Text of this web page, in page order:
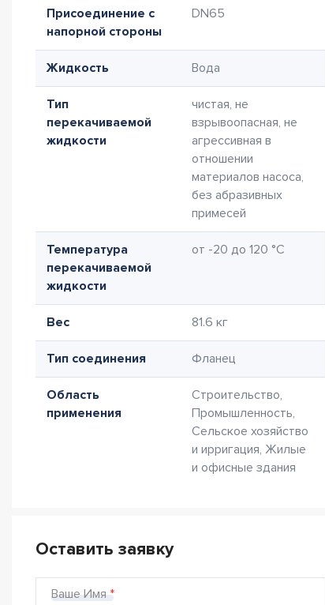
Присоединение с
напорной стороны
DN65
Жидкость Вода
Тип
перекачиваемой
жидкости
чистая, не
взрывоопасная, не
агрессивная в
отношении
материалов насоса,
без абразивных
примесей
Температура
перекачиваемой
жидкости
от -20 до 120 °C
Вес 81.6 кг
Тип соединения Фланец
Область
применения
Строительство,
Промышленность,
Сельское хозяйство
и ирригация, Жилые
и офисные здания
Оставить заявку
Ваше Имя